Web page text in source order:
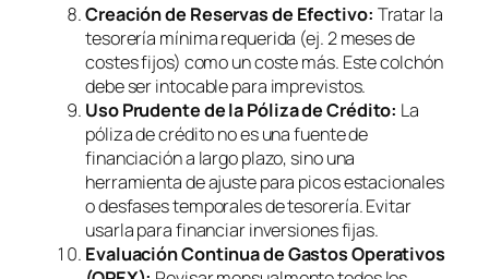
Creación de Reservas de Efectivo: Tratar la
tesorería mínima requerida (ej. 2 meses de
costes fijos) como un coste más. Este colchón
debe ser intocable para imprevistos.
Uso Prudente de la Póliza de Crédito: La
póliza de crédito no es una fuente de
financiación a largo plazo, sino una
herramienta de ajuste para picos estacionales
o desfases temporales de tesorería. Evitar
usarla para financiar inversiones fijas.
Evaluación Continua de Gastos Operativos